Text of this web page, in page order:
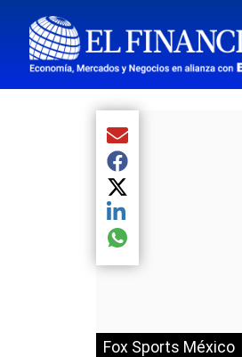
Fox Sports México
Compartir el artículo
Compartir el artículo
Compartir el artículo
Compartir el artículo
Compartir el artículo